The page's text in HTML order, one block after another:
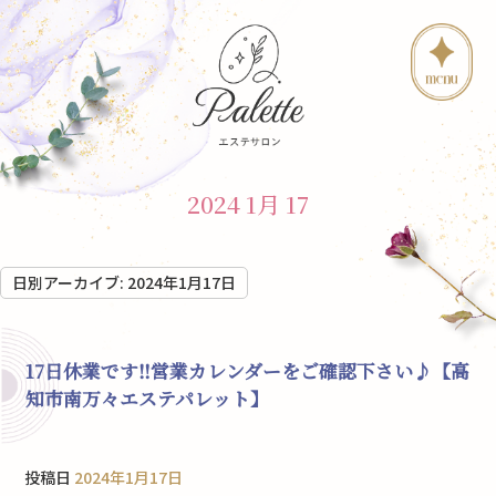
2024 1月 17
日別アーカイブ: 2024年1月17日
17日休業です‼︎営業カレンダーをご確認下さい♪【高
知市南万々エステパレット】
投稿日 2024年1月17日